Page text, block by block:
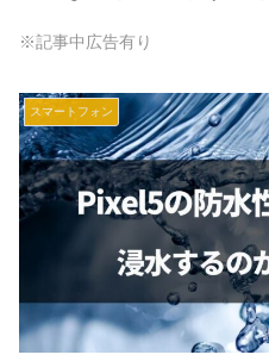
※記事中広告有り
スマートフォン